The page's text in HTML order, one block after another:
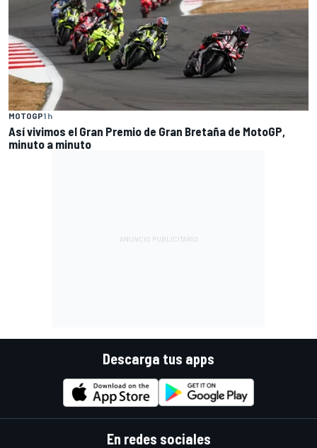
MOTOGP1 h
Así vivimos el Gran Premio de Gran Bretaña de MotoGP,
minuto a minuto
Descarga tus apps
En redes sociales